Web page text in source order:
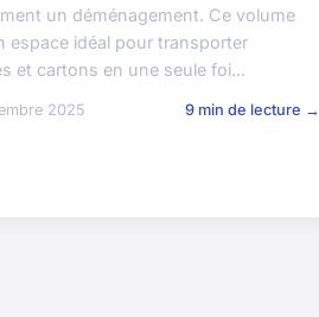
un déménagement. Ce volume
espace idéal pour transporter
et cartons en une seule foi...
2025 9 min de lecture →